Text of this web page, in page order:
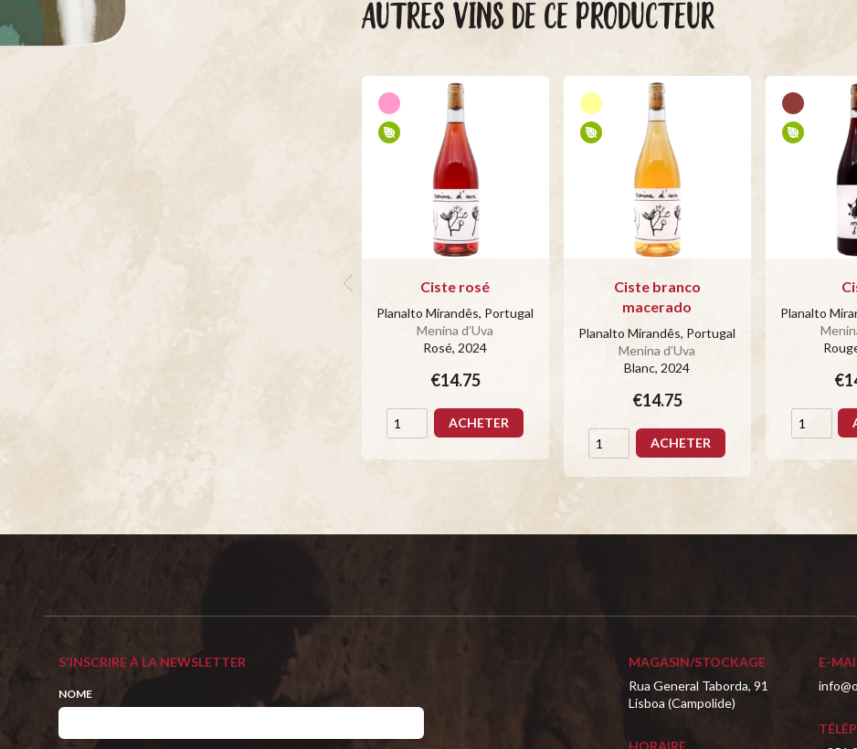
AUTRES VINS DE CE PRODUCTEUR
Ciste rosé
Planalto Mirandês, Portugal
Menina d’Uva
Rosé, 2024
€14.75
ACHETER
Ciste branco
macerado
Planalto Mirandês, Portugal
Menina d’Uva
Blanc, 2024
€14.75
ACHETER
Planalto
S'INSCRIRE À LA NEWSLETTER
NOME
MAGASIN/STOCKAGE
Rua General Taborda, 91
Lisboa (Campolide)
HORAIRE
E-